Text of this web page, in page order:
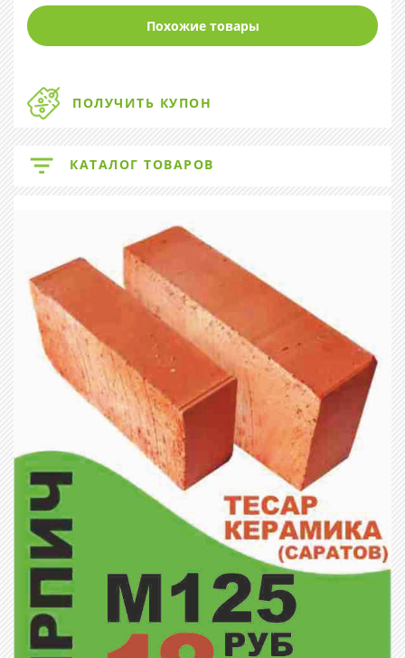
Похожие товары
ПОЛУЧИТЬ КУПОН
КАТАЛОГ ТОВАРОВ